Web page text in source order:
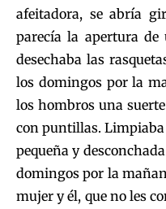
afeitadora, se abría
parecía la apertura de
desechaba las
los domingos por la
los hombros una
con puntillas.
pequeña y
domingos por la
mujer y él, que no les